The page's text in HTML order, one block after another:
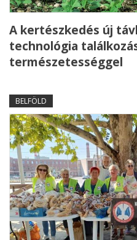
A kertészkedés új
technológia
természetességgel
BELFÖLD